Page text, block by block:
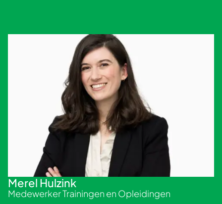
Merel Hulzink
Medewerker Trainingen en Opleidingen